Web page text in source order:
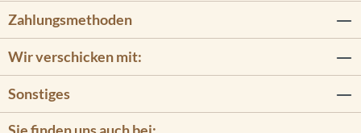
Zahlungsmethoden
Wir verschicken mit:
Sonstiges